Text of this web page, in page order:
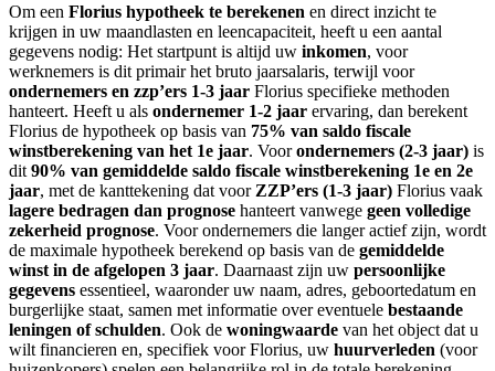
Om een Florius hypotheek te berekenen en direct inzicht te
krijgen in uw maandlasten en leencapaciteit, heeft u een aantal
gegevens nodig: Het startpunt is altijd uw inkomen, voor
werknemers is dit primair het bruto jaarsalaris, terwijl voor
ondernemers en zzp’ers 1-3 jaar Florius specifieke methoden
hanteert. Heeft u als ondernemer 1-2 jaar ervaring, dan berekent
Florius de hypotheek op basis van 75% van saldo fiscale
winstberekening van het 1e jaar. Voorondernemers (2-3 jaar) is
dit 90% van gemiddelde saldo fiscale winstberekening 1e en 2e
jaar, met de kanttekening dat voor ZZP’ers (1-3 jaar) Florius vaak
lagere bedragen dan prognose hanteert vanwege geen volledige
zekerheid prognose. Voor ondernemers die langer actief zijn, wordt
de maximale hypotheek berekend op basis van de gemiddelde
winst in de afgelopen 3 jaar. Daarnaast zijn uw persoonlijke
gegevens essentieel, waaronder uw naam, adres, geboortedatum en
burgerlijke staat, samen met informatie over eventuele bestaande
leningen of schulden. Ook de woningwaarde van het object dat u
wilt financieren en, specifiek voor Florius, uw huurverleden (voor